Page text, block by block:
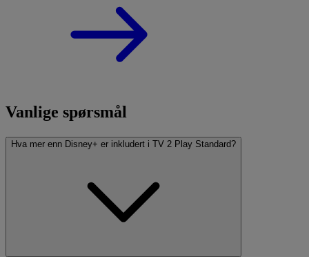
Vanlige spørsmål
Hva mer enn Disney+ er inkludert i TV 2 Play Standard?